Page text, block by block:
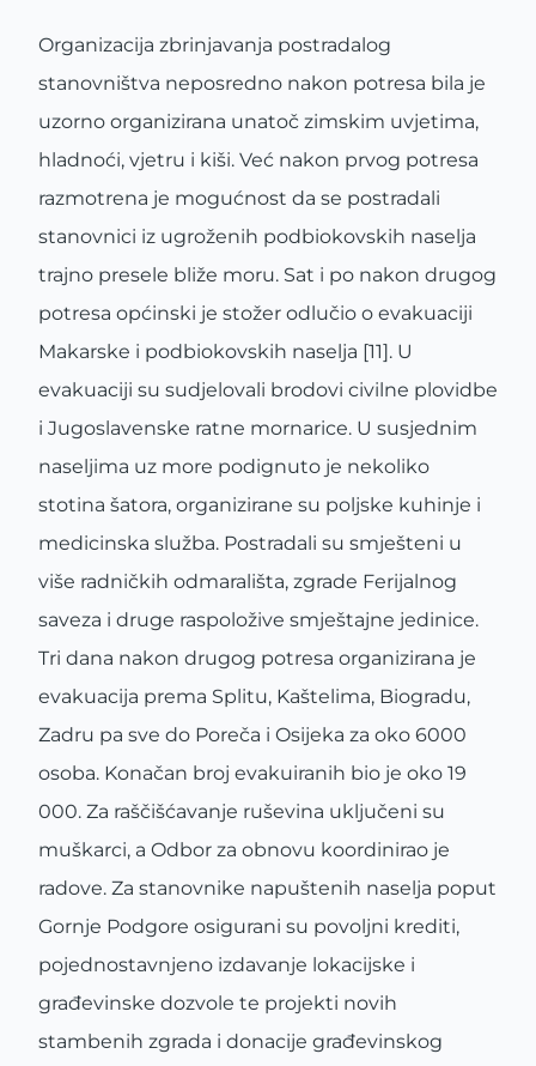
Organizacija zbrinjavanja postradalog
stanovništva neposredno nakon potresa bila je
uzorno organizirana unatoč zimskim uvjetima,
hladnoći, vjetru i kiši. Već nakon prvog potresa
razmotrena je mogućnost da se postradali
stanovnici iz ugroženih podbiokovskih naselja
trajno presele bliže moru. Sat i po nakon drugog
potresa općinski je stožer odlučio o evakuaciji
Makarske i podbiokovskih naselja [11]. U
evakuaciji su sudjelovali brodovi civilne plovidbe
i Jugoslavenske ratne mornarice. U susjednim
naseljima uz more podignuto je nekoliko
stotina šatora, organizirane su poljske kuhinje i
medicinska služba. Postradali su smješteni u
više radničkih odmarališta, zgrade Ferijalnog
saveza i druge raspoložive smještajne jedinice.
Tri dana nakon drugog potresa organizirana je
evakuacija prema Splitu, Kaštelima, Biogradu,
Zadru pa sve do Poreča i Osijeka za oko 6000
osoba. Konačan broj evakuiranih bio je oko 19
000. Za raščišćavanje ruševina uključeni su
muškarci, a Odbor za obnovu koordinirao je
radove. Za stanovnike napuštenih naselja poput
Gornje Podgore osigurani su povoljni krediti,
pojednostavnjeno izdavanje lokacijske i
građevinske dozvole te projekti novih
stambenih zgrada i donacije građevinskog